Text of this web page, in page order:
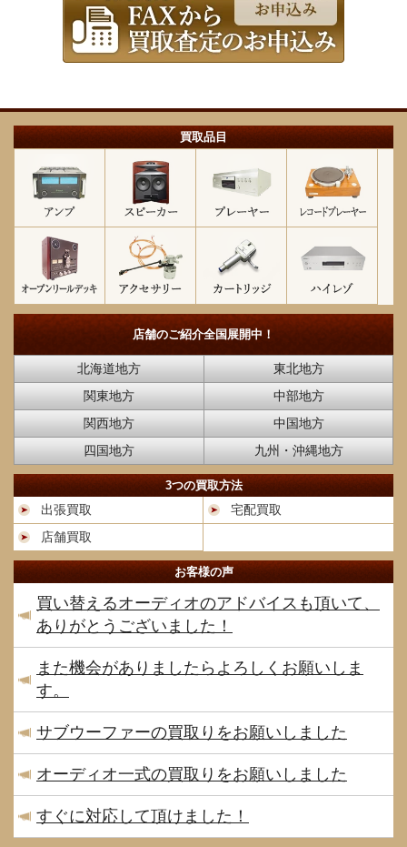
買取品目
店舗のご紹介全国展開中！
北海道地方
東北地方
関東地方
中部地方
関西地方
中国地方
四国地方
九州・沖縄地方
3つの買取方法
出張買取
宅配買取
店舗買取
お客様の声
買い替えるオーディオのアドバイスも頂いて、
ありがとうございました！
また機会がありましたらよろしくお願いしま
す。
サブウーファーの買取りをお願いしました
オーディオ一式の買取りをお願いしました
すぐに対応して頂けました！